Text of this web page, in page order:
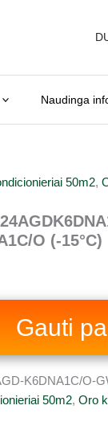
Naudinga
50m2,
O (-15°C)
Gauti
K6DNA1C/O-
50m2,Oro